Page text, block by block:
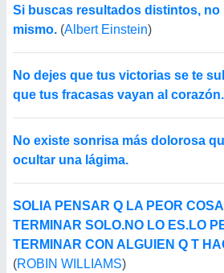
Si buscas resultados distintos, no
mismo. (Albert Einstein)
No dejes que tus victorias se te
que tus fracasas vayan al corazón.
No existe sonrisa más dolorosa
ocultar una lágima.
SOLIA PENSAR Q LA PEOR
TERMINAR SOLO.NO LO ES.LO
TERMINAR CON ALGUIEN Q T
(ROBIN WILLIAMS)